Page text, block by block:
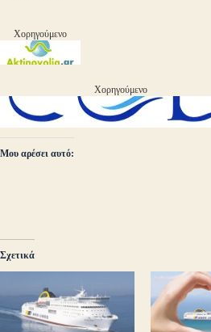
Χορηγούμενο
Χορηγούμενο
Μου αρέσει αυτό:
Σχετικά